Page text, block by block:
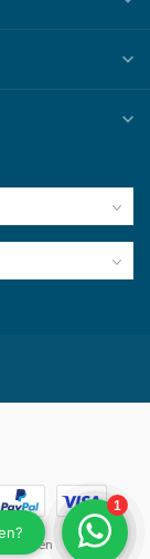
Viegen